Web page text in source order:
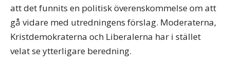
att det funnits en politisk överenskommelse om att
gå vidare med utredningens förslag. Moderaterna,
Kristdemokraterna och Liberalerna har i stället
velat se ytterligare beredning.